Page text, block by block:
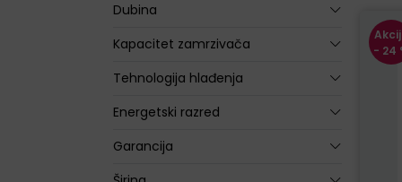
Dubina
Kapacitet zamrzivača
Tehnologija hlađenja
Energetski razred
Garancija
- 24